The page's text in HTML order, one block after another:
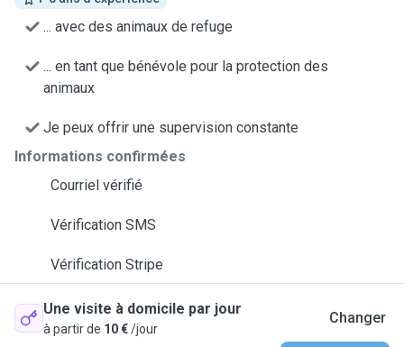
... avec des animaux de refuge
... en tant que bénévole pour la protection des
animaux
Je peux offrir une supervision constante
Informations confirmées
Courriel vérifié
Vérification SMS
Vérification Stripe
Une visite à domicile par jour
à partir de 10 €/jour
Changer